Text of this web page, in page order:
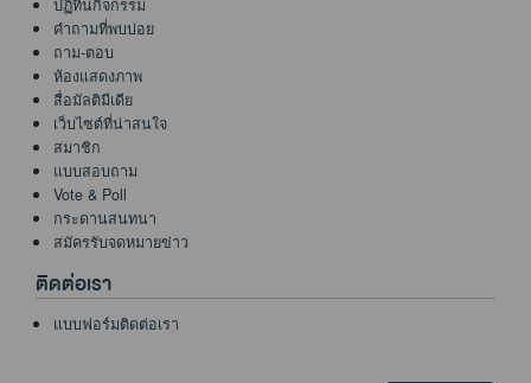
ปฏิทินกิจกรรม
คำถามที่พบบ่อย
ถาม-ตอบ
ห้องแสดงภาพ
สื่อมัลติมีเดีย
เว็บไซต์ที่น่าสนใจ
สมาชิก
แบบสอบถาม
Vote & Poll
กระดานสนทนา
สมัครรับจดหมายข่าว
ติดต่อเรา
แบบฟอร์มติดต่อเรา